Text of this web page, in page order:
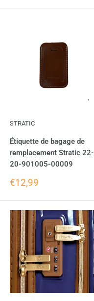
STRATIC
Étiquette de bagage de
remplacement Stratic 22-
20-901005-00009
€12,99